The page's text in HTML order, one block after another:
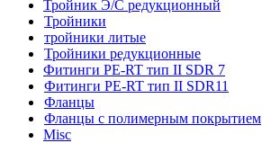
Тройник Э/С редукционный
Тройники
тройники литые
Тройники редукционные
Фитинги PE-RT тип II SDR 7
Фитинги PE-RT тип II SDR11
Фланцы
Фланцы с полимерным покрытием
Misc